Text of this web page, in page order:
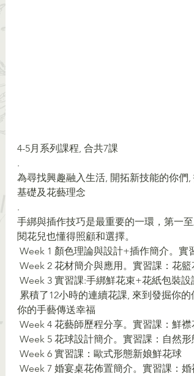
4-5月系列課程, 合共7課
.
為尋找興趣融⼊⽣活, 開拓新技能的你們
基礎及花藝理念
.
手綁與插作技巧是最重要的一環，第一
閱花兒也懂得照顧和選擇。
Week 1 顏色理論與設計+插作簡介。實
Week 2 花材簡介與應用。實習課：花
Week 3 實習課:手綁鮮花束+花紙包裝設
你的手藝傳送幸福
Week 4 花藝師歷程分享。實習課：鮮
Week 5 花球設計簡介。實習課：自然
Week 6 實習課：歐式形態新娘鮮花球
Week 7 婚宴桌花佈置簡介。實習課：